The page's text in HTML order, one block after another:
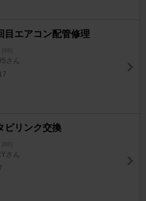
目エアコン配管修理
[8B]
さん
ビリンク交換
[8B]
さん